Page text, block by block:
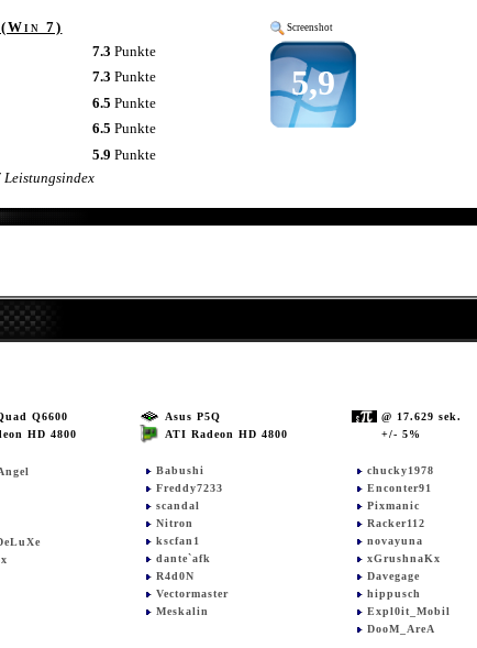
7) Screenshot
7.3 Punkte
5,9
7.3 Punkte
6.5 Punkte
6.5 Punkte
5.9 Punkte
Leistungsindex
Q6600
HD 4800
Asus P5Q
ATI Radeon HD 4800
Babushi
Freddy7233
scandal
Nitron
kscfan1
dante`afk
R4d0N
Vectormaster
Meskalin
@ 17.629 sek.
+/- 5%
chucky1978
Enconter91
Pixmanic
Racker112
novayuna
xGrushnaKx
Davegage
hippusch
Expl0it_Mobil
DooM_AreA